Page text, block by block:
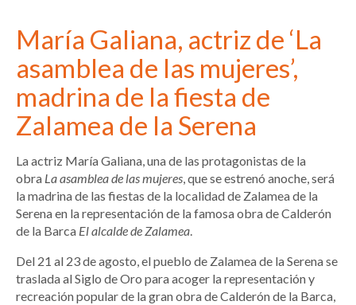
María Galiana, actriz de ‘La
asamblea de las mujeres’,
madrina de la fiesta de
Zalamea de la Serena
La actriz María Galiana, una de las protagonistas de la
obra La asamblea de las mujeres, que se estrenó anoche, será
la madrina de las fiestas de la localidad de Zalamea de la
Serena en la representación de la famosa obra de Calderón
de la Barca El alcalde de Zalamea.
Del 21 al 23 de agosto, el pueblo de Zalamea de la Serena se
traslada al Siglo de Oro para acoger la representación y
recreación popular de la gran obra de Calderón de la Barca,